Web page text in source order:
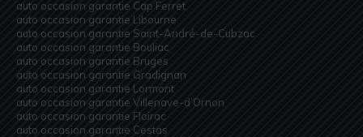
auto occasion garantie Cap Ferret
auto occasion garantie Libourne
auto occasion garantie Saint-André-de-Cubzac
auto occasion garantie Bouliac
auto occasion garantie Bruges
auto occasion garantie Gradignan
auto occasion garantie Lormont
auto occasion garantie Villenave-d’Ornon
auto occasion garantie Floirac
auto occasion garantie Cestas